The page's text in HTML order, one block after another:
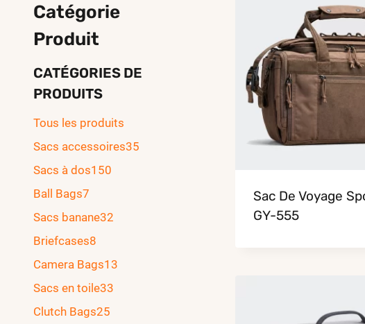
Sac De Voyage
GY-555
Catégorie
Produit
CATÉGORIES DE
PRODUITS
Tous les produits
Sacs accessoires35
Sacs à dos150
Ball Bags7
Sacs banane32
Briefcases8
Camera Bags13
Sacs en toile33
Clutch Bags25